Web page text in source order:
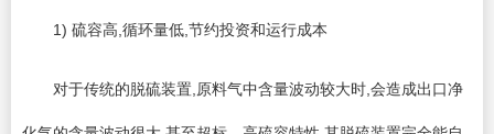
1) 硫容高,循环量低,节约投资和运行成本
对于传统的脱硫装置,原料气中含量波动较大时,会造成出口净